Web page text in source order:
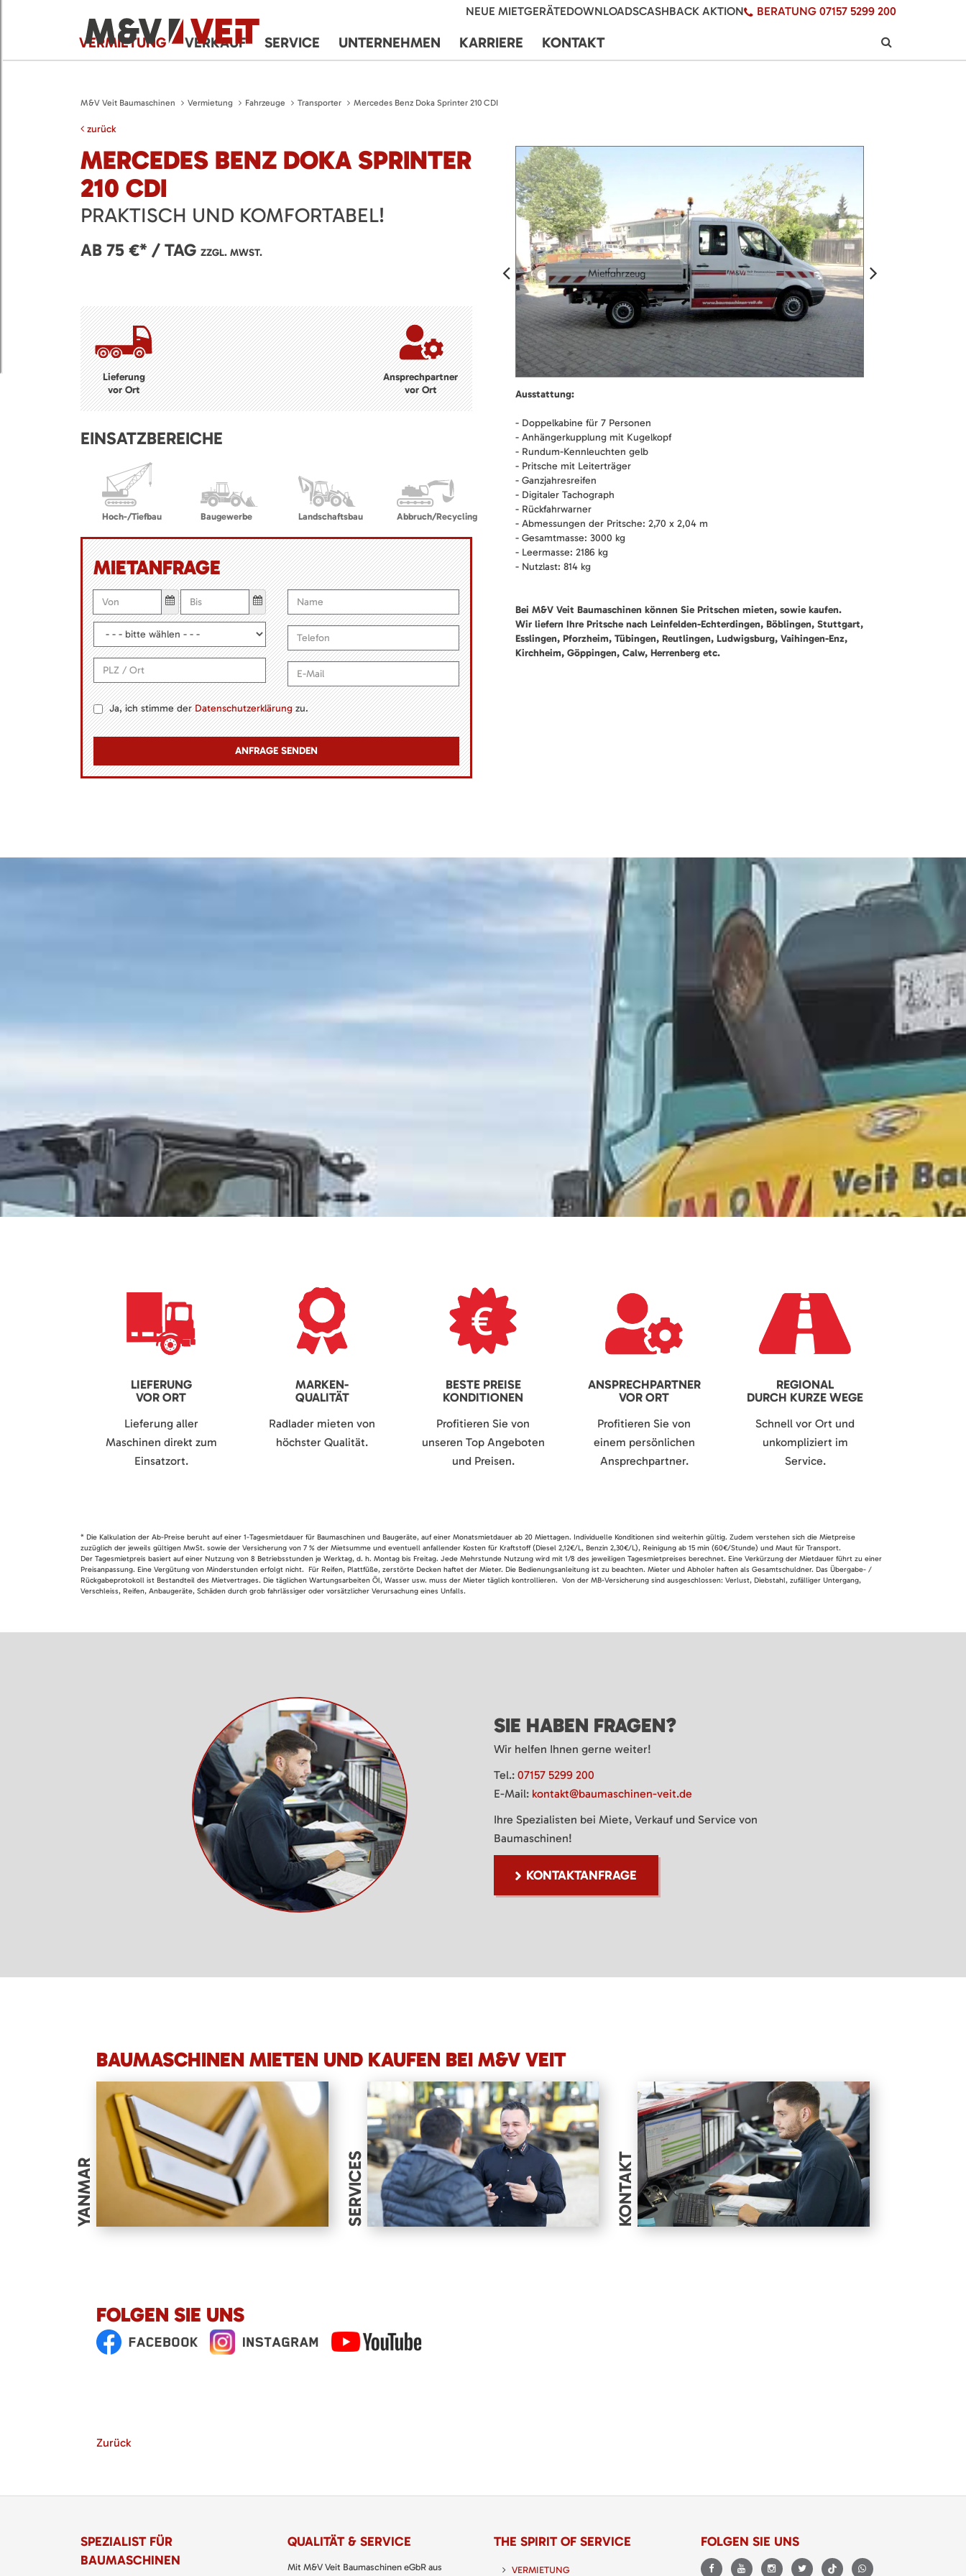
NEUE MIETGERÄTEDOWNLOADSCASHBACK AKTION BERATUNG 07157 5299 200
VERMIETUNG VERKAUF SERVICE UNTERNEHMEN KARRIERE KONTAKT
M&V Veit Baumaschinen Vermietung Fahrzeuge Transporter Mercedes Benz Doka Sprinter 210 CDI
zurück
MERCEDES BENZ DOKA SPRINTER
210 CDI
PRAKTISCH UND KOMFORTABEL!
AB 75 €* / TAG ZZGL. MWST.
Lieferung
vor Ort
Ansprechpartner
vor Ort
EINSATZBEREICHE
Hoch-/Tiefbau Baugewerbe Landschaftsbau Abbruch/Recycling
MIETANFRAGE
Ja, ich stimme derDatenschutzerklärungzu.
Ausstattung:
- Doppelkabine für 7 Personen
- Anhängerkupplung mit Kugelkopf
- Rundum-Kennleuchten gelb
- Pritsche mit Leiterträger
- Ganzjahresreifen
- Digitaler Tachograph
- Rückfahrwarner
- Abmessungen der Pritsche: 2,70 x 2,04 m
- Gesamtmasse: 3000 kg
- Leermasse: 2186 kg
- Nutzlast: 814 kg
Bei M&V Veit Baumaschinen können Sie Pritschen mieten, sowie kaufen.
Wir liefern Ihre Pritsche nach Leinfelden-Echterdingen, Böblingen, Stuttgart,
Esslingen, Pforzheim, Tübingen, Reutlingen, Ludwigsburg, Vaihingen-Enz,
Kirchheim, Göppingen, Calw, Herrenberg etc.
LIEFERUNG
VOR ORT
Lieferung aller
Maschinen direkt zum
Einsatzort.
MARKEN-
QUALITÄT
Radlader mieten von
höchster Qualität.
BESTE PREISE
KONDITIONEN
Profitieren Sie von
unseren Top Angeboten
und Preisen.
ANSPRECHPARTNER
VOR ORT
Profitieren Sie von
einem persönlichen
Ansprechpartner.
REGIONAL
DURCH KURZE WEGE
Schnell vor Ort und
unkompliziert im
Service.
* Die Kalkulation der Ab-Preise beruht auf einer 1-Tagesmietdauer für Baumaschinen und Baugeräte, auf einer Monatsmietdauer ab 20 Miettagen. Individuelle Konditionen sind weiterhin gültig. Zudem verstehen sich die Mietpreise
zuzüglich der jeweils gültigen MwSt. sowie der Versicherung von 7 % der Mietsumme und eventuell anfallender Kosten für Kraftstoff (Diesel 2,12€/L, Benzin 2,30€/L), Reinigung ab 15 min (60€/Stunde) und Maut für Transport.
Der Tagesmietpreis basiert auf einer Nutzung von 8 Betriebsstunden je Werktag, d. h. Montag bis Freitag. Jede Mehrstunde Nutzung wird mit 1/8 des jeweiligen Tagesmietpreises berechnet. Eine Verkürzung der Mietdauer führt zu einer
Preisanpassung. Eine Vergütung von Minderstunden erfolgt nicht. Für Reifen, Plattfüße, zerstörte Decken haftet der Mieter. Die Bedienungsanleitung ist zu beachten. Mieter und Abholer haften als Gesamtschuldner. Das Übergabe- /
Rückgabeprotokoll ist Bestandteil des Mietvertrages. Die täglichen Wartungsarbeiten Öl, Wasser usw. muss der Mieter täglich kontrollieren. Von der MB-Versicherung sind ausgeschlossen: Verlust, Diebstahl, zufälliger Untergang,
Verschleiss, Reifen, Anbaugeräte, Schäden durch grob fahrlässiger oder vorsätzlicher Verursachung eines Unfalls.
SIE HABEN FRAGEN?
Wir helfen Ihnen gerne weiter!
Tel.: 07157 5299 200
E-Mail: kontakt@baumaschinen-veit.de
Ihre Spezialisten bei Miete, Verkauf und Service von
Baumaschinen!
KONTAKTANFRAGE
BAUMASCHINEN MIETEN UND KAUFEN BEI M&V VEIT
YANMAR SERVICES KONTAKT
FOLGEN SIE UNS
Zurück
SPEZIALIST FÜR
BAUMASCHINEN
QUALITÄT & SERVICE
Mit M&V Veit Baumaschinen eGbR aus
THE SPIRIT OF SERVICE
VERMIETUNG
FOLGEN SIE UNS